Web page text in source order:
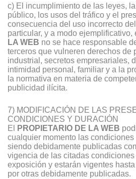
c) El incumplimiento de las leyes,
público, los usos del tráfico y el
consecuencia del uso incorrecto
particular, y a modo ejemplificativo,
LA WEB no se hace responsable
terceros que vulneren derechos de
industrial, secretos empresariales,
intimidad personal, familiar y a la
la normativa en materia de
publicidad ilícita.
7) MODIFICACIÓN DE LAS
CONDICIONES Y DURACIÓN
El PROPIETARIO DE LA WEB
cualquier momento las
siendo debidamente publicadas
vigencia de las citadas
exposición y estarán vigentes
por otras debidamente publicadas.